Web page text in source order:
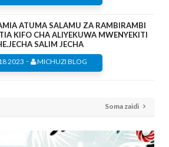
ATUMA SALAMU ZA RAMBIRAMBI
KIFO CHA ALIYEKUWA MWENYEKITI
SALIM JECHA
2023 - MICHUZI BLOG
Soma zaidi